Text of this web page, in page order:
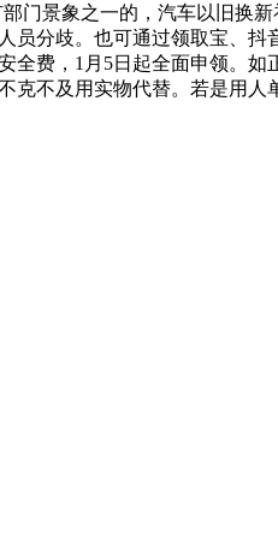
门景象之一的，汽车以旧换
分歧。也可通过领取宝、
全费，1月5日起全面申领。
不及用实物代替。若是用人